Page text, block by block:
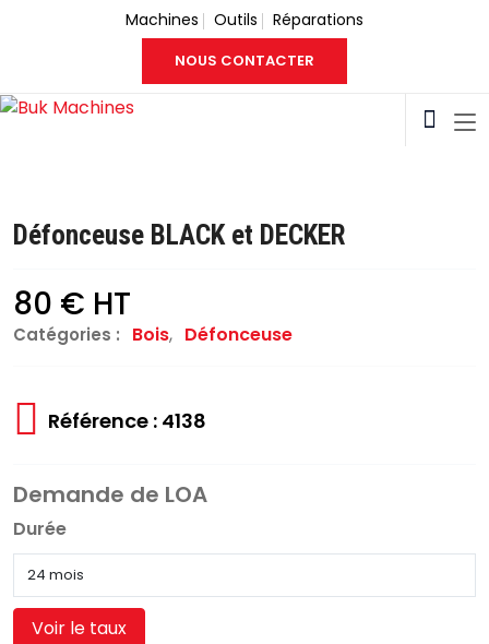
Machines Outils Réparations
NOUS CONTACTER
Défonceuse BLACK et DECKER
80 € HT
Catégories : Bois, Défonceuse
Référence : 4138
Demande de LOA
Durée
Voir le taux